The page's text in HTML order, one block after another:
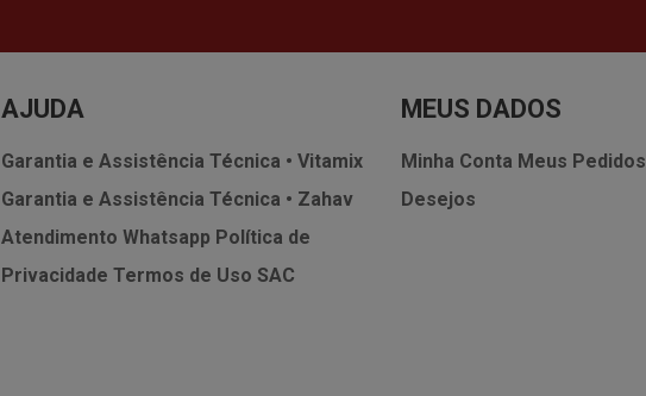
AJUDA
Garantia e Assistência Técnica • Vitamix
Garantia e Assistência Técnica • Zahav
Atendimento Whatsapp Política de
Privacidade Termos de Uso SAC
MEUS DADOS
Minha Conta Meus Pedidos
Desejos